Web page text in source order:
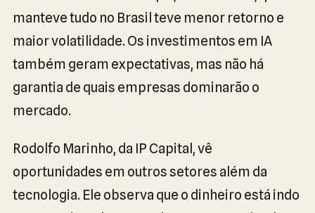
manteve tudo no Brasil teve menor retorno e
maior volatilidade. Os investimentos em IA
também geram expectativas, mas não há
garantia de quais empresas dominarão o
mercado.
Rodolfo Marinho, da IP Capital, vê
oportunidades em outros setores além da
tecnologia. Ele observa que o dinheiro está indo